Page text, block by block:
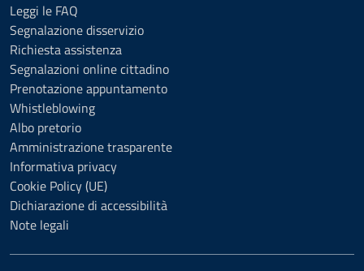
Leggi le FAQ
Segnalazione disservizio
Richiesta assistenza
Segnalazioni online cittadino
Prenotazione appuntamento
Whistleblowing
Albo pretorio
Amministrazione trasparente
Informativa privacy
Cookie Policy (UE)
Dichiarazione di accessibilità
Note legali